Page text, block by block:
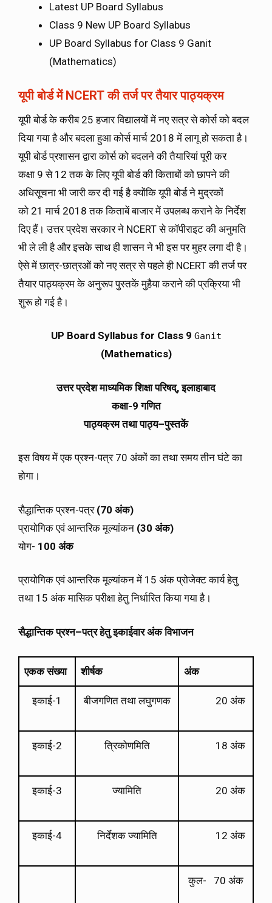
Latest UP Board Syllabus
Class 9 New UP Board Syllabus
UP Board Syllabus for Class 9 Ganit
(Mathematics)
यूपी बोर्ड में NCERT की तर्ज पर तैयार पाठ्यक्रम
यूपी बोर्ड के करीब 25 हजार विद्यालयों में नए सत्र से कोर्स को बदल
दिया गया है और बदला हुआ कोर्स मार्च 2018 में लागू हो सकता है।
यूपी बोर्ड प्रशासन द्वारा कोर्स को बदलने की तैयारियां पूरी कर
कक्षा 9 से 12 तक के लिए यूपी बोर्ड की किताबों को छापने की
अधिसूचना भी जारी कर दी गई है क्योंकि यूपी बोर्ड ने मुद्रकों
को 21 मार्च 2018 तक किताबें बाजार में उपलब्ध कराने के निर्देश
दिए हैं। उत्तर प्रदेश सरकार ने NCERT से कॉपीराइट की अनुमति
भी ले ली है और इसके साथ ही शासन ने भी इस पर मुहर लगा दी है।
ऐसे में छात्र-छात्रओं को नए सत्र से पहले ही NCERT की तर्ज पर
तैयार पाठ्यक्रम के अनुरूप पुस्तकें मुहैया कराने की प्रक्रिया भी
शुरू हो गई है।
UP Board Syllabus for Class 9 Ganit
(Mathematics)
उत्तर प्रदेश माध्यमिक शिक्षा परिषद्,इलाहाबाद
कक्षा-9गणित
पाठ्यक्रम तथा पाठ्य–पुस्तकें
इस विषय में एक प्रश्न-पत्र 70 अंकों का तथा समय तीन घंटे का
होगा।
सैद्धान्तिक प्रश्न-पत्र (70 अंक)
प्रायोगिक एवं आन्तरिक मूल्यांकन (30 अंक)
योग- 100 अंक
प्रायोगिक एवं आन्तरिक मूल्यांकन में 15 अंक प्रोजेक्ट कार्य हेतु
तथा 15 अंक मासिक परीक्षा हेतु निर्धारित किया गया है।
सैद्धान्तिक प्रश्न–पत्र हेतु इकाईवार अंक विभाजन
एकक संख्या शीर्षक अंक
इकाई-1 बीजगणित तथा लघुगणक 20 अंक
इकाई-2 त्रिकोणमिति 18 अंक
इकाई-3 ज्यामिति 20 अंक
इकाई-4 निर्देशक ज्यामिति 12 अंक
कुल- 70 अंक